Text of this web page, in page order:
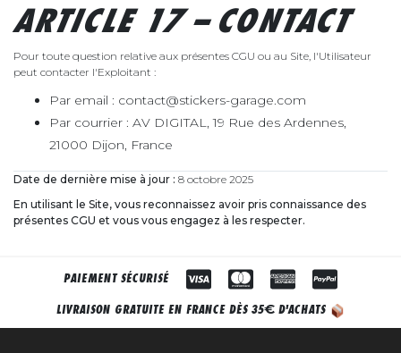
ARTICLE 17 – CONTACT
Pour toute question relative aux présentes CGU ou au Site, l'Utilisateur
peut contacter l'Exploitant :
Par email : contact@stickers-garage.com
Par courrier : AV DIGITAL, 19 Rue des Ardennes,
21000 Dijon, France
Date de dernière mise à jour : 8 octobre 2025
En utilisant le Site, vous reconnaissez avoir pris connaissance des
présentes CGU et vous vous engagez à les respecter.
PAIEMENT SÉCURISÉ
LIVRAISON GRATUITE EN FRANCE DÈS 35€ D'ACHATS